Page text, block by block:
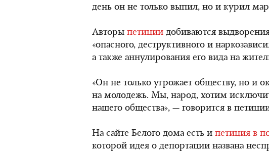
день он не только выпил, но и курил
Авторы петиции добиваются
«опасного, деструктивного и
а также аннулирования его вида на
«Он не только угрожает обществу, но и
на молодежь. Мы, народ, хотим
нашего общества», — говорится в
На сайте Белого дома есть и петиция в
которой идея о депортации названа